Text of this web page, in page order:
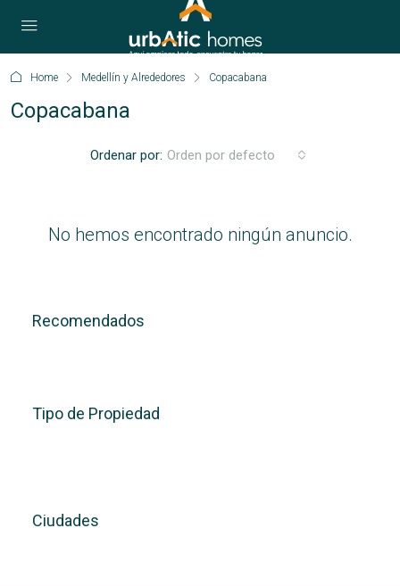
Home Medellín y Alrededores Copacabana
Copacabana
Ordenar por: Orden por defecto
No hemos encontrado ningún anuncio.
Recomendados
Tipo de Propiedad
Ciudades